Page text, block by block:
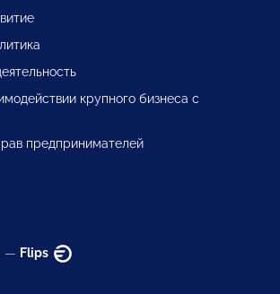
крупного бизнеса с
предпринимателей
— Flips